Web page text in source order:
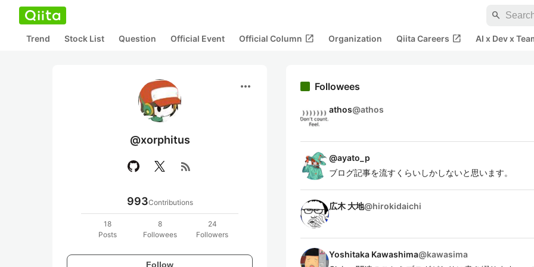
search
Trend Stock List Question Official Event Official Column open_in_new Organization Qiita Careers open_in_new AI x Dev x
more_horiz
@xorphitus
rss_feed
993Contributions
18
Posts
8
Followees
24
Followers
Follow
Followees
athos@athos
@ayato_p
ブログ記事を流すくらいしかしないと思います。
広木 大地@hirokidaichi
Yoshitaka Kawashima@kawasima